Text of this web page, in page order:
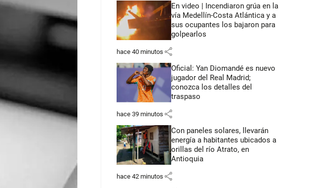
En video | Incendiaron grúa en la
vía Medellín-Costa Atlántica y a
sus ocupantes los bajaron para
golpearlos
hace 40 minutos share
Oficial: Yan Diomandé es nuevo
jugador del Real Madrid;
conozca los detalles del
traspaso
hace 39 minutos share
Con paneles solares, llevarán
energía a habitantes ubicados a
orillas del río Atrato, en
Antioquia
hace 42 minutos share